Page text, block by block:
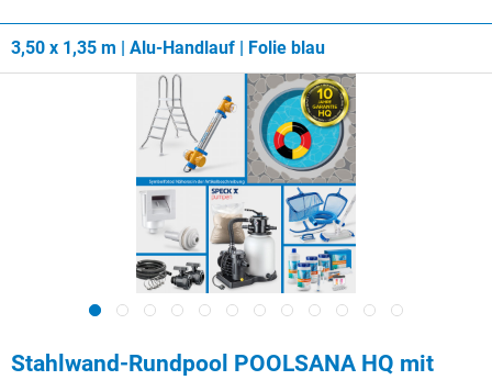
3,50 x 1,35 m | Alu-Handlauf | Folie blau
Stahlwand-Rundpool POOLSANA HQ mit